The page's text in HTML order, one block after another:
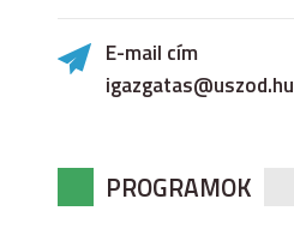
E-mail cím
igazgatas@uszod.hu
PROGRAMOK